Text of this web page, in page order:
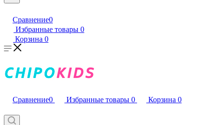
Сравнение0
Избранные товары 0
Корзина 0
Сравнение0 Избранные товары 0 Корзина 0